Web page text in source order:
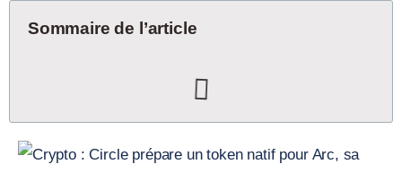
Sommaire de l’article